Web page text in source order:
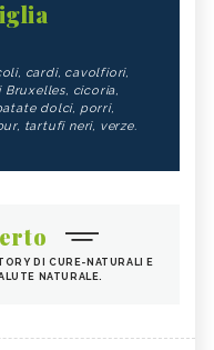
cardi, cavolfiori,
cicoria,
dolci, porri,
tartufi neri, verze.
DI CURE-NATURALI E
NATURALE.